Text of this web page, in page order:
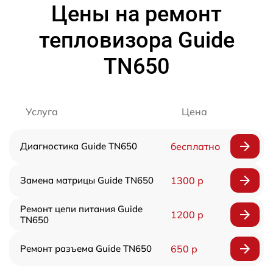
Цены на ремонт
тепловизора Guide
TN650
Услуга Цена
Диагностика Guide TN650 бесплатно
Замена матрицы Guide TN650 1300 р
Ремонт цепи питания Guide
TN650
1200 р
Ремонт разъема Guide TN650 650 р